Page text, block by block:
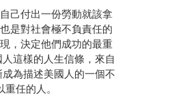
己付出一份勞動就該拿
是對社會極不負責任的
，決定他們成功的最重
這樣的人生信條，來自
為描述美國人的一個不
任的人。